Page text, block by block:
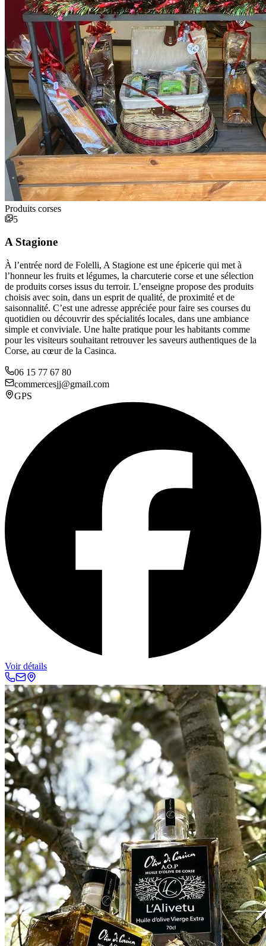
Produits corses
5
A Stagione
À l’entrée nord de Folelli, A Stagione est une épicerie qui met à
l’honneur les fruits et légumes, la charcuterie corse et une sélection
de produits corses issus du terroir. L’enseigne propose des produits
choisis avec soin, dans un esprit de qualité, de proximité et de
saisonnalité. C’est une adresse appréciée pour faire ses courses du
quotidien ou découvrir des spécialités locales, dans une ambiance
simple et conviviale. Une halte pratique pour les habitants comme
pour les visiteurs souhaitant retrouver les saveurs authentiques de la
Corse, au cœur de la Casinca.
06 15 77 67 80
commercesjj@gmail.com
GPS
Voir détails